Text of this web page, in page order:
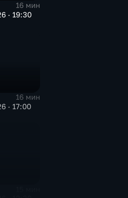
16 мин
· 19:30
16 мин
· 17:00